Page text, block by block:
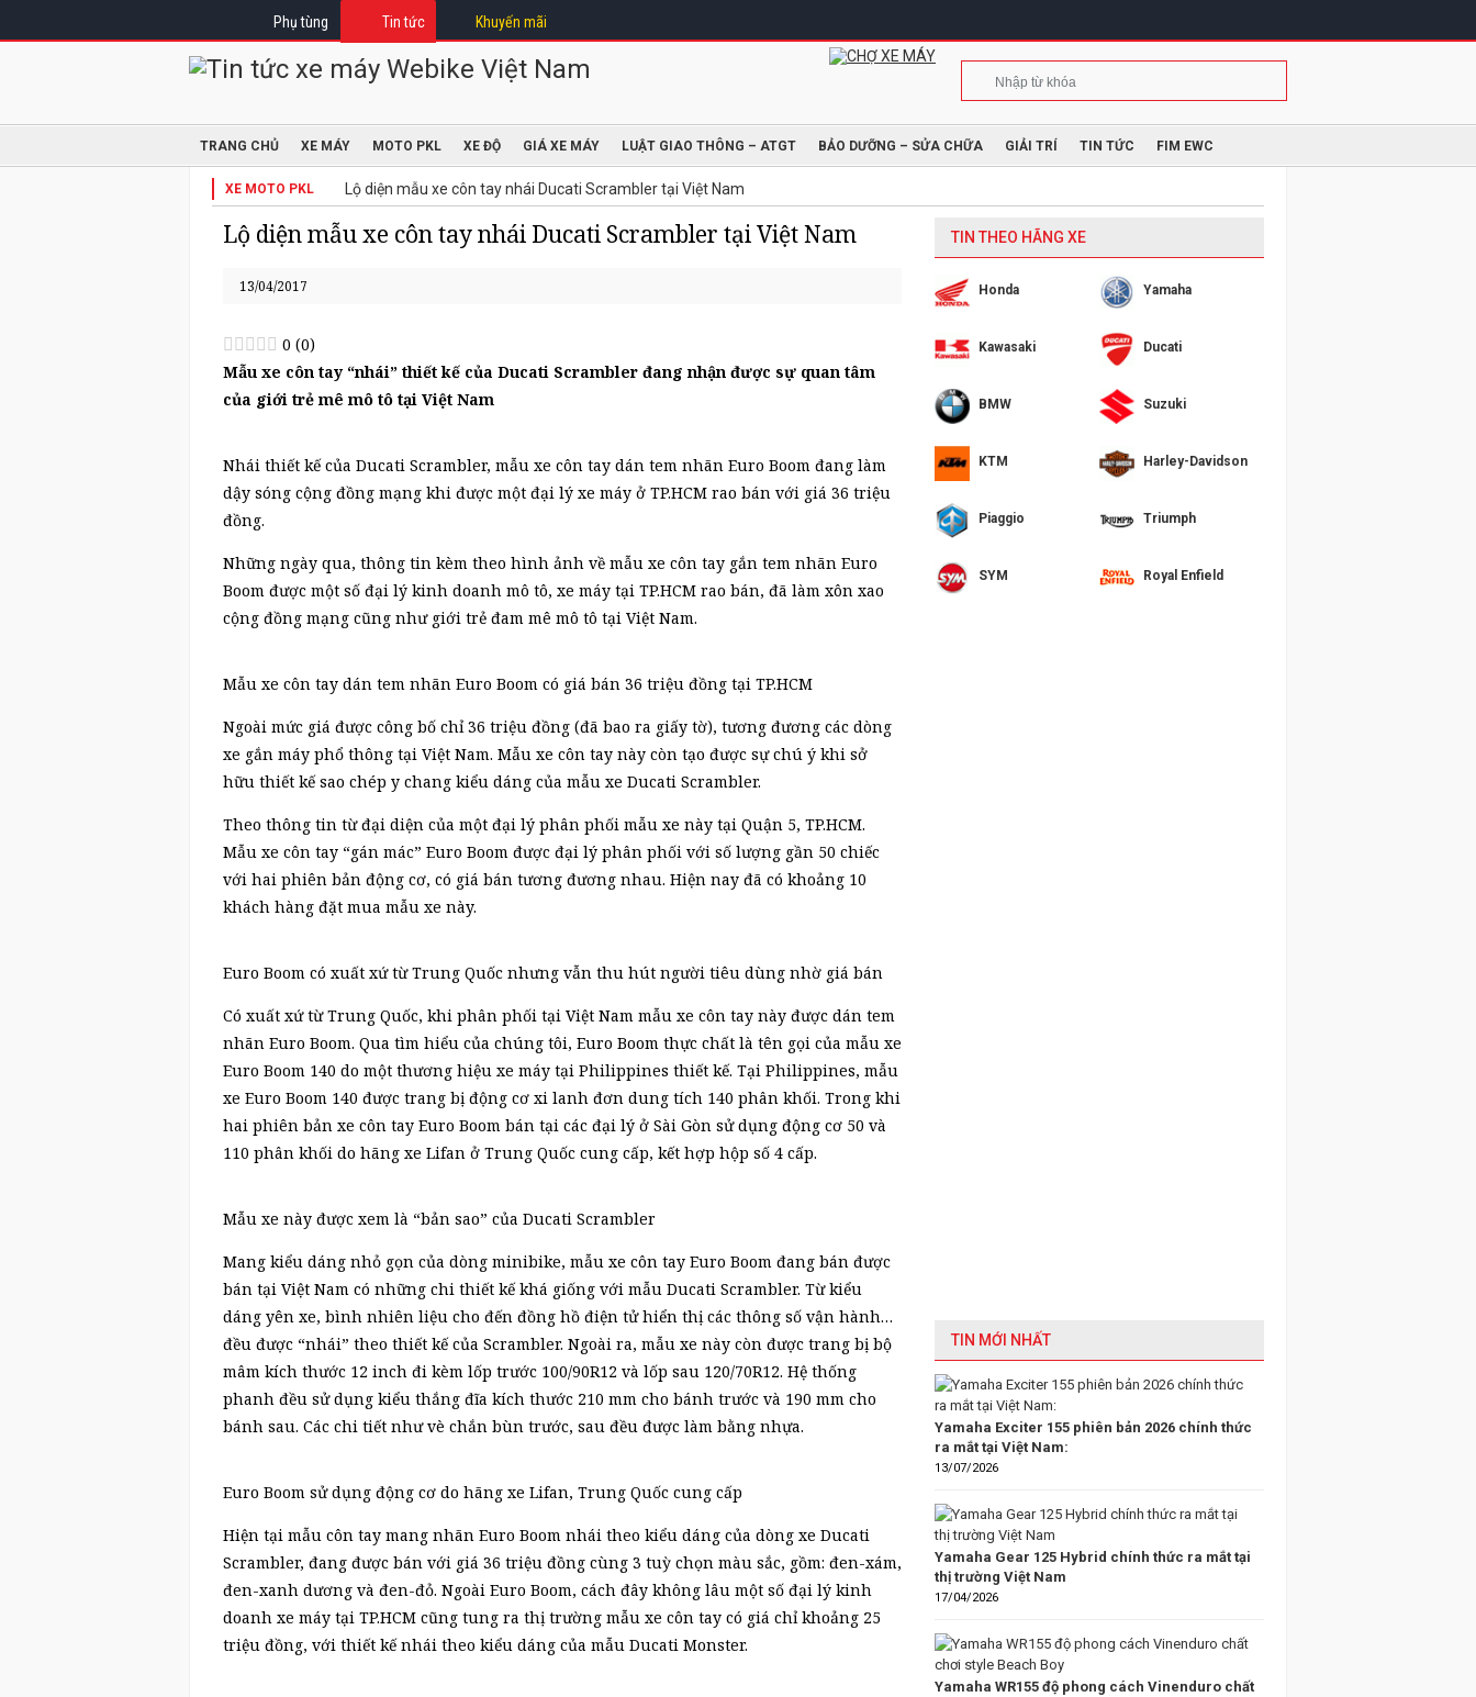
Phụ tùng Tin tức Khuyến mãi
TRANG CHỦ XE MÁY MOTO PKL XE ĐỘ GIÁ XE MÁY LUẬT GIAO THÔNG – ATGT BẢO DƯỠNG – SỬA CHỮA GIẢI TRÍ TIN TỨC FIM EWC
XE MOTO PKL Lộ diện mẫu xe côn tay nhái Ducati Scrambler tại Việt Nam
Lộ diện mẫu xe côn tay nhái Ducati Scrambler tại Việt Nam
13/04/2017
0 (0)
Mẫu xe côn tay “nhái” thiết kế của Ducati Scrambler đang nhận được sự quan tâm
của giới trẻ mê mô tô tại Việt Nam
Nhái thiết kế của Ducati Scrambler, mẫu xe côn tay dán tem nhãn Euro Boom đang làm
dậy sóng cộng đồng mạng khi được một đại lý xe máy ở TP.HCM rao bán với giá 36 triệu
đồng.
Những ngày qua, thông tin kèm theo hình ảnh về mẫu xe côn tay gắn tem nhãn Euro
Boom được một số đại lý kinh doanh mô tô, xe máy tại TP.HCM rao bán, đã làm xôn xao
cộng đồng mạng cũng như giới trẻ đam mê mô tô tại Việt Nam.
Mẫu xe côn tay dán tem nhãn Euro Boom có giá bán 36 triệu đồng tại TP.HCM
Ngoài mức giá được công bố chỉ 36 triệu đồng (đã bao ra giấy tờ), tương đương các dòng
xe gắn máy phổ thông tại Việt Nam. Mẫu xe côn tay này còn tạo được sự chú ý khi sở
hữu thiết kế sao chép y chang kiểu dáng của mẫu xe Ducati Scrambler.
Theo thông tin từ đại diện của một đại lý phân phối mẫu xe này tại Quận 5, TP.HCM.
Mẫu xe côn tay “gán mác” Euro Boom được đại lý phân phối với số lượng gần 50 chiếc
với hai phiên bản động cơ, có giá bán tương đương nhau. Hiện nay đã có khoảng 10
khách hàng đặt mua mẫu xe này.
Euro Boom có xuất xứ từ Trung Quốc nhưng vẫn thu hút người tiêu dùng nhờ giá bán
Có xuất xứ từ Trung Quốc, khi phân phối tại Việt Nam mẫu xe côn tay này được dán tem
nhãn Euro Boom. Qua tìm hiểu của chúng tôi, Euro Boom thực chất là tên gọi của mẫu xe
Euro Boom 140 do một thương hiệu xe máy tại Philippines thiết kế. Tại Philippines, mẫu
xe Euro Boom 140 được trang bị động cơ xi lanh đơn dung tích 140 phân khối. Trong khi
hai phiên bản xe côn tay Euro Boom bán tại các đại lý ở Sài Gòn sử dụng động cơ 50 và
110 phân khối do hãng xe Lifan ở Trung Quốc cung cấp, kết hợp hộp số 4 cấp.
Mẫu xe này được xem là “bản sao” của Ducati Scrambler
Mang kiểu dáng nhỏ gọn của dòng minibike, mẫu xe côn tay Euro Boom đang bán được
bán tại Việt Nam có những chi thiết kế khá giống với mẫu Ducati Scrambler. Từ kiểu
dáng yên xe, bình nhiên liệu cho đến đồng hồ điện tử hiển thị các thông số vận hành…
đều được “nhái” theo thiết kế của Scrambler. Ngoài ra, mẫu xe này còn được trang bị bộ
mâm kích thước 12 inch đi kèm lốp trước 100/90R12 và lốp sau 120/70R12. Hệ thống
phanh đều sử dụng kiểu thắng đĩa kích thước 210 mm cho bánh trước và 190 mm cho
bánh sau. Các chi tiết như vè chắn bùn trước, sau đều được làm bằng nhựa.
Euro Boom sử dụng động cơ do hãng xe Lifan, Trung Quốc cung cấp
Hiện tại mẫu côn tay mang nhãn Euro Boom nhái theo kiểu dáng của dòng xe Ducati
Scrambler, đang được bán với giá 36 triệu đồng cùng 3 tuỳ chọn màu sắc, gồm: đen-xám,
đen-xanh dương và đen-đỏ. Ngoài Euro Boom, cách đây không lâu một số đại lý kinh
doanh xe máy tại TP.HCM cũng tung ra thị trường mẫu xe côn tay có giá chỉ khoảng 25
triệu đồng, với thiết kế nhái theo kiểu dáng của mẫu Ducati Monster.
TIN THEO HÃNG XE
Honda Yamaha
Kawasaki Ducati
BMW Suzuki
KTM Harley-Davidson
Piaggio Triumph
SYM Royal Enfield
TIN MỚI NHẤT
Yamaha Exciter 155 phiên bản 2026 chính thức
ra mắt tại Việt Nam:
13/07/2026
Yamaha Gear 125 Hybrid chính thức ra mắt tại
thị trường Việt Nam
17/04/2026
Yamaha WR155 độ phong cách Vinenduro chất